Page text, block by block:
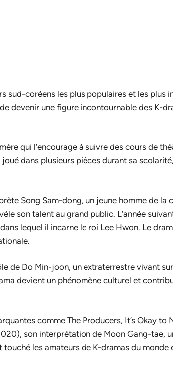
sud-coréens les plus populaires et les plus
devenir une figure incontournable des K-
qui l’encourage à suivre des cours de
dans plusieurs pièces durant sa
Song Sam-dong, un jeune homme de la
son talent au grand public. L’année
dans lequel il incarne le roi Lee Hwon. Le
de Do Min-joon, un extraterrestre vivant
devient un phénomène culturel et
comme The Producers, It’s Okay to
son interprétation de Moon Gang-tae,
les amateurs de K-dramas du monde